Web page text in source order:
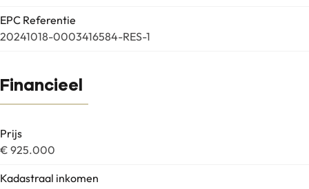
EPC Referentie
20241018-0003416584-RES-1
Financieel
Prijs
€ 925.000
Kadastraal inkomen